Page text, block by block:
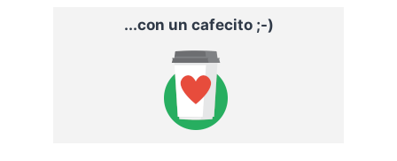
...con un cafecito ;-)